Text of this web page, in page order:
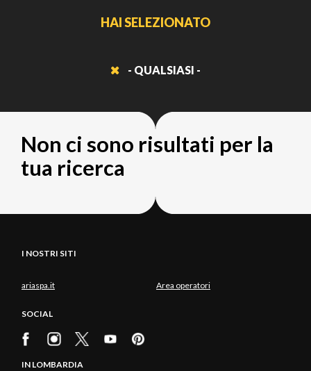
HAI SELEZIONATO
- QUALSIASI -
Non ci sono risultati per la
tua ricerca
I NOSTRI SITI
ariaspa.it Area operatori
SOCIAL
IN LOMBARDIA